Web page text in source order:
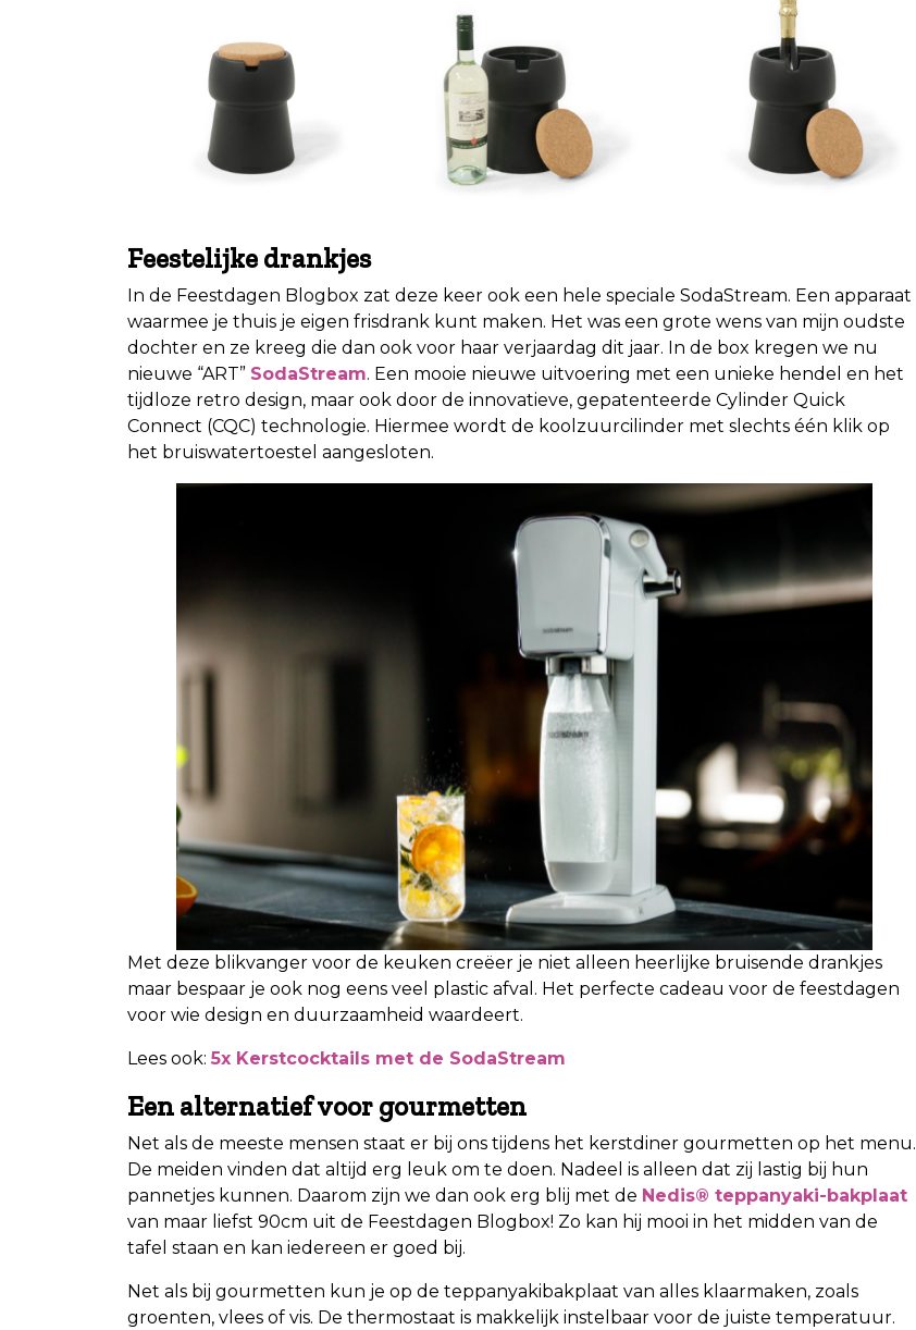
Feestelijke drankjes
In de Feestdagen Blogbox zat deze keer ook een hele speciale SodaStream. Een apparaat
waarmee je thuis je eigen frisdrank kunt maken. Het was een grote wens van mijn oudste
dochter en ze kreeg die dan ook voor haar verjaardag dit jaar. In de box kregen we nu
nieuwe “ART” SodaStream. Een mooie nieuwe uitvoering met een unieke hendel en het
tijdloze retro design, maar ook door de innovatieve, gepatenteerde Cylinder Quick
Connect (CQC) technologie. Hiermee wordt de koolzuurcilinder met slechts één klik op
het bruiswatertoestel aangesloten.
Met deze blikvanger voor de keuken creëer je niet alleen heerlijke bruisende drankjes
maar bespaar je ook nog eens veel plastic afval. Het perfecte cadeau voor de feestdagen
voor wie design en duurzaamheid waardeert.
Lees ook: 5x Kerstcocktails met de SodaStream
Een alternatief voor gourmetten
Net als de meeste mensen staat er bij ons tijdens het kerstdiner gourmetten op het menu.
De meiden vinden dat altijd erg leuk om te doen. Nadeel is alleen dat zij lastig bij hun
pannetjes kunnen. Daarom zijn we dan ook erg blij met de Nedis® teppanyaki-bakplaat
van maar liefst 90cm uit de Feestdagen Blogbox! Zo kan hij mooi in het midden van de
tafel staan en kan iedereen er goed bij.
Net als bij gourmetten kun je op de teppanyakibakplaat van alles klaarmaken, zoals
groenten, vlees of vis. De thermostaat is makkelijk instelbaar voor de juiste temperatuur.